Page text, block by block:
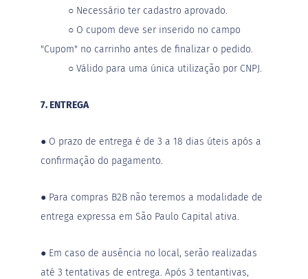
○ Necessário ter cadastro aprovado.
○ O cupom deve ser inserido no campo
"Cupom" no carrinho antes de finalizar o pedido.
○ Válido para uma única utilização por CNPJ.
7. ENTREGA
● O prazo de entrega é de 3 a 18 dias úteis após a
confirmação do pagamento.
● Para compras B2B não teremos a modalidade de
entrega expressa em São Paulo Capital ativa.
● Em caso de ausência no local, serão realizadas
até 3 tentativas de entrega. Após 3 tentantivas,